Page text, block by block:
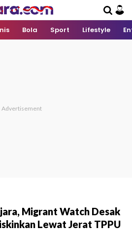
Bola Sport Lifestyle
Migrant Watch Desak
Lewat Jerat TPPU